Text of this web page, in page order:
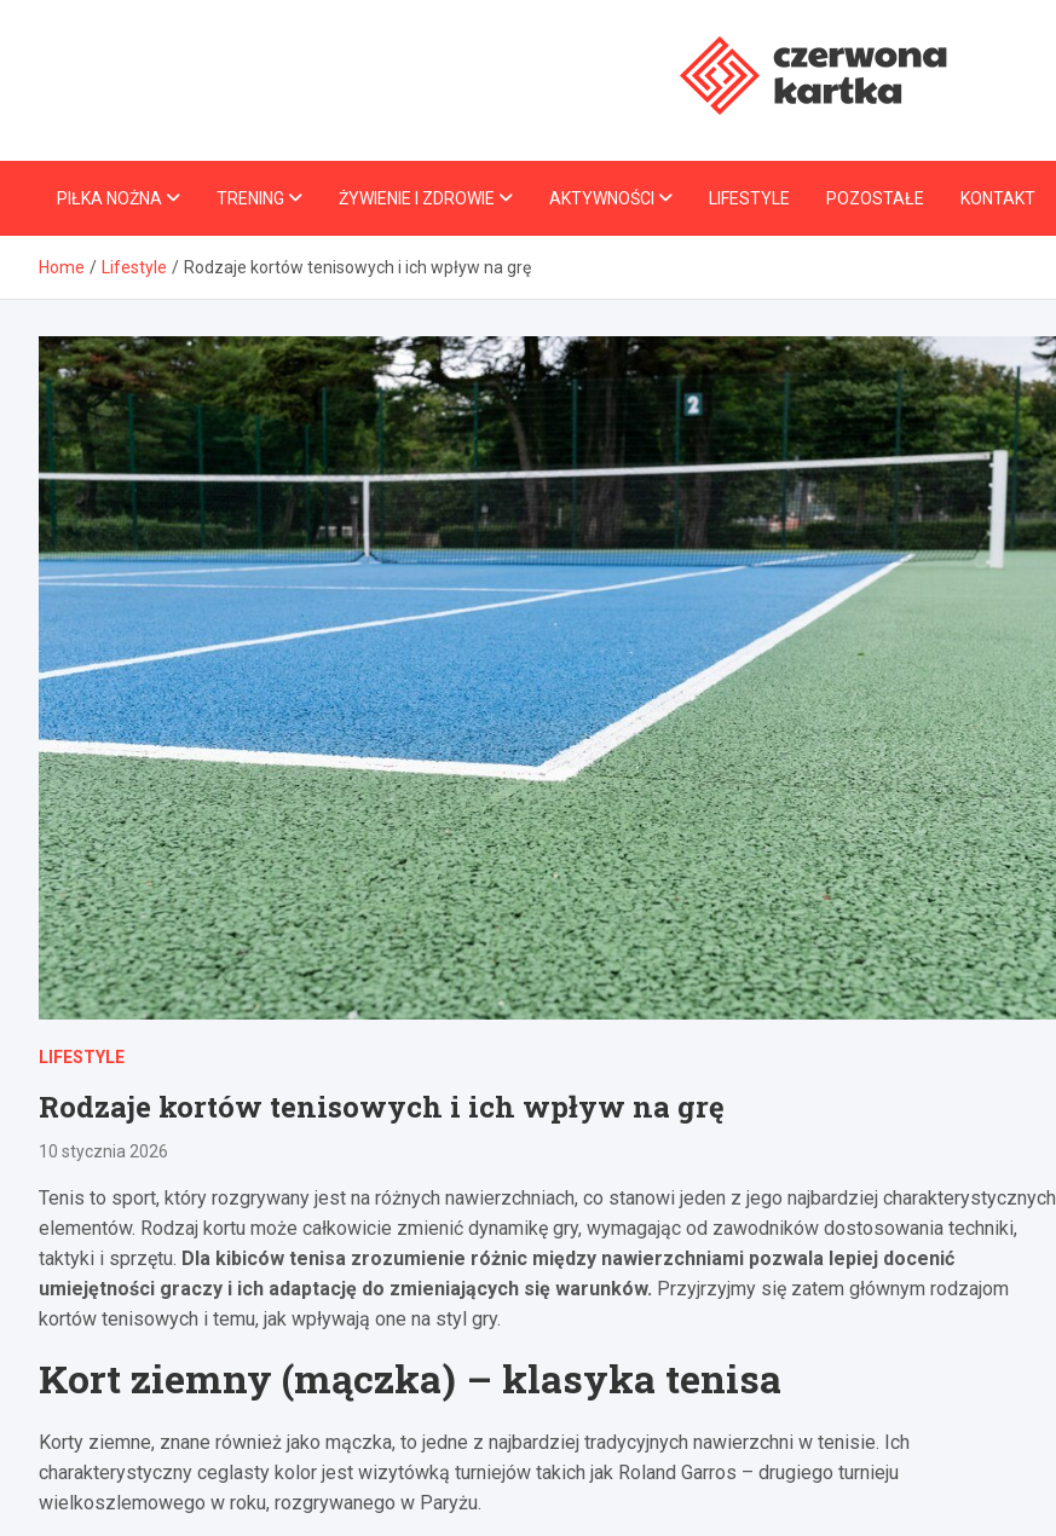
CzerwonaKartka.pl
PIŁKA NOŻNA TRENING ŻYWIENIE I ZDROWIE AKTYWNOŚCI LIFESTYLE POZOSTAŁE KONTAKT
Home Lifestyle Rodzaje kortów tenisowych i ich wpływ na grę
LIFESTYLE
Rodzaje kortów tenisowych i ich wpływ na grę
10 stycznia 2026
Tenis to sport, który rozgrywany jest na różnych nawierzchniach, co stanowi jeden z jego najbardziej charakterystycznych
elementów. Rodzaj kortu może całkowicie zmienić dynamikę gry, wymagając od zawodników dostosowania techniki,
taktyki i sprzętu. Dla kibiców tenisa zrozumienie różnic między nawierzchniami pozwala lepiej docenić
umiejętności graczy i ich adaptację do zmieniających się warunków. Przyjrzyjmy się zatem głównym rodzajom
kortów tenisowych i temu, jak wpływają one na styl gry.
Kort ziemny (mączka) – klasyka tenisa
Korty ziemne, znane również jako mączka, to jedne z najbardziej tradycyjnych nawierzchni w tenisie. Ich
charakterystyczny ceglasty kolor jest wizytówką turniejów takich jak Roland Garros – drugiego turnieju
wielkoszlemowego w roku, rozgrywanego w Paryżu.